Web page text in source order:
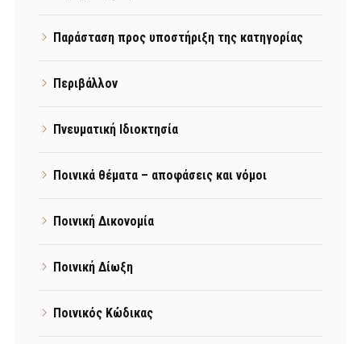
Παράσταση προς υποστήριξη της κατηγορίας
Περιβάλλον
Πνευματική Ιδιοκτησία
Ποινικά θέματα – αποφάσεις και νόμοι
Ποινική Δικονομία
Ποινική Δίωξη
Ποινικός Κώδικας